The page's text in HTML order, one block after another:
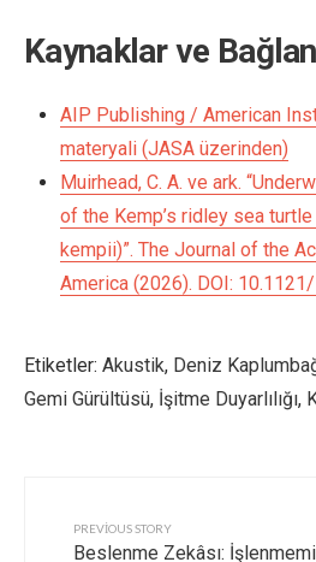
Kaynaklar ve
AIP Publishing / American
materyali (JASA üzerinden)
Muirhead, C. A. ve ark.
of the Kemp’s ridley sea
kempii)”. The Journal of the
America (2026). DOI:
Etiketler: Akustik, Deniz
Gemi Gürültüsü, İşitme Duyarlılığı,
PREVIOUS STORY
Beslenme Zekâsı: